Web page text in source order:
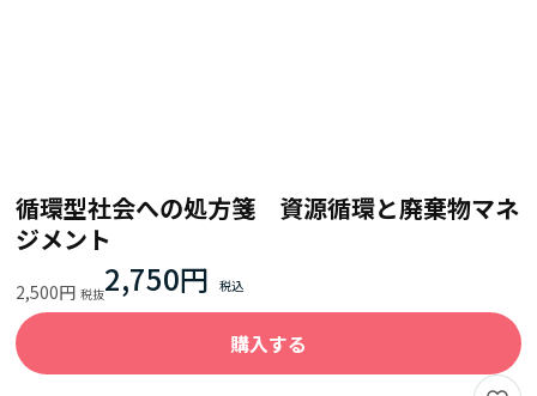
循環型社会への処方箋 資源循環と廃棄物マネ
ジメント
2,500円 2,750円
購入する